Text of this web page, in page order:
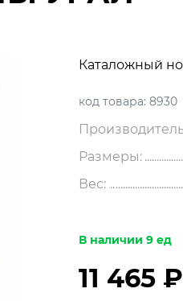
Каталожный
код товара: 8930
Размеры:
Вес:
В наличии 9 ед
11 465 ₽